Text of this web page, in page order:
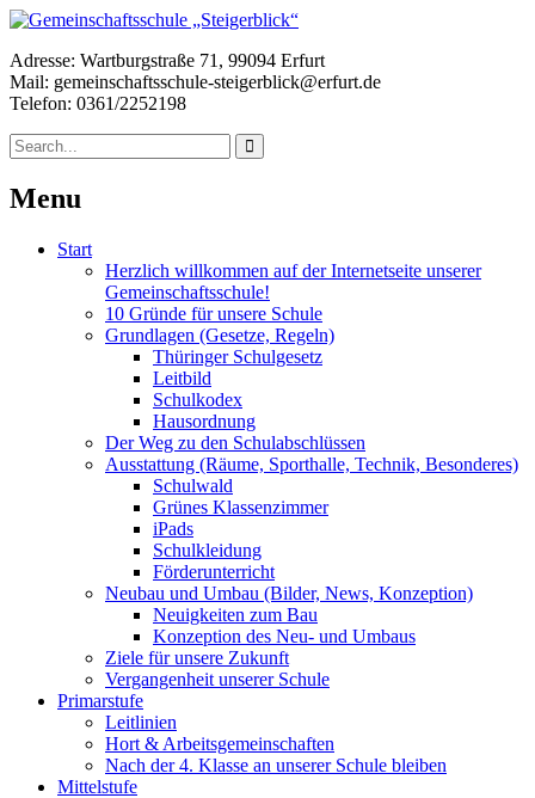
Adresse: Wartburgstraße 71, 99094 Erfurt
Mail: gemeinschaftsschule-steigerblick@erfurt.de
Telefon: 0361/2252198
Menu
Start
Herzlich willkommen auf der Internetseite unserer
Gemeinschaftsschule!
10 Gründe für unsere Schule
Grundlagen (Gesetze, Regeln)
Thüringer Schulgesetz
Leitbild
Schulkodex
Hausordnung
Der Weg zu den Schulabschlüssen
Ausstattung (Räume, Sporthalle, Technik, Besonderes)
Schulwald
Grünes Klassenzimmer
iPads
Schulkleidung
Förderunterricht
Neubau und Umbau (Bilder, News, Konzeption)
Neuigkeiten zum Bau
Konzeption des Neu- und Umbaus
Ziele für unsere Zukunft
Vergangenheit unserer Schule
Primarstufe
Leitlinien
Hort & Arbeitsgemeinschaften
Nach der 4. Klasse an unserer Schule bleiben
Mittelstufe